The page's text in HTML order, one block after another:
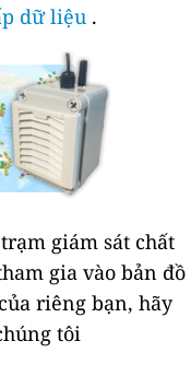
dữ liệu .
giám sát chất
gia vào bản đồ
riêng bạn, hãy
tôi